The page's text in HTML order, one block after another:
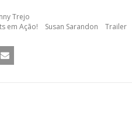
Trejo
em Ação! Susan Sarandon Trailer